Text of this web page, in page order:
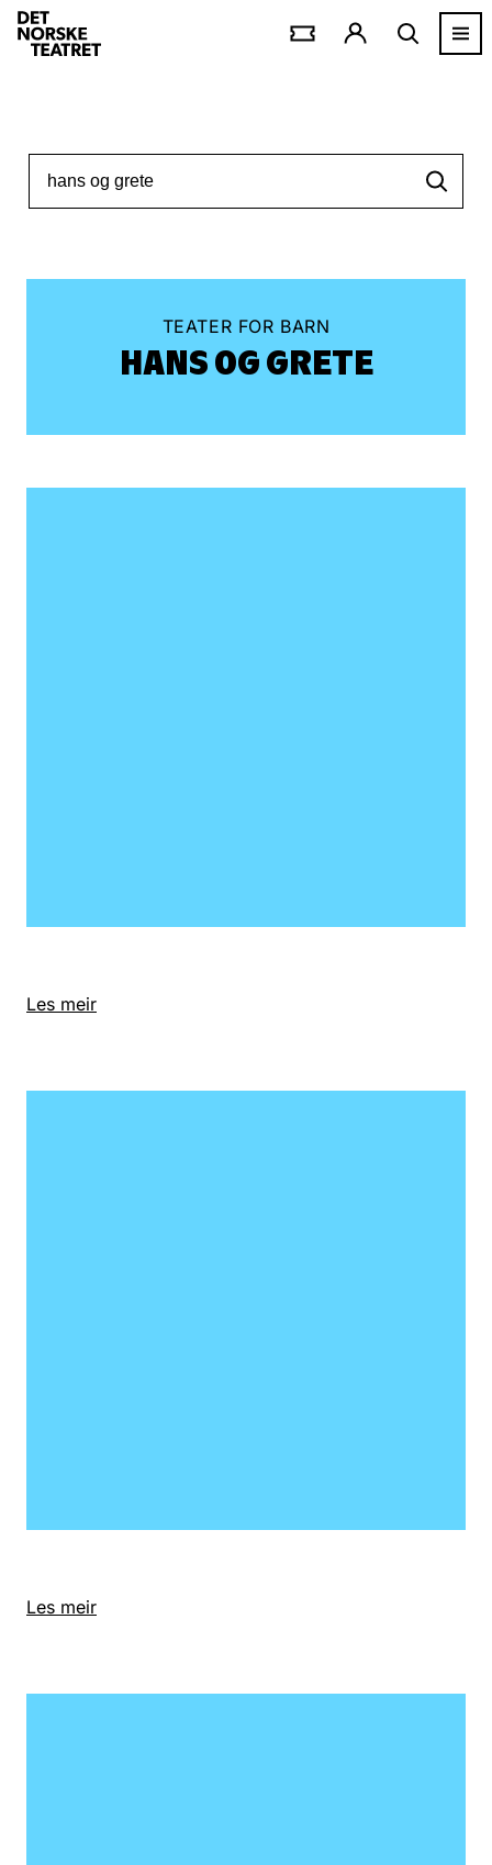
TEATER FOR BARN
HANS OG GRETE
Les meir
Les meir